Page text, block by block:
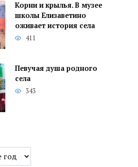
Корни и крылья. В музее
школы Елизаветино
оживает история села
411
Певучая душа родного
села
343